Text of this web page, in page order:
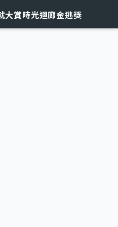
大賞時光迴廊金逃獎